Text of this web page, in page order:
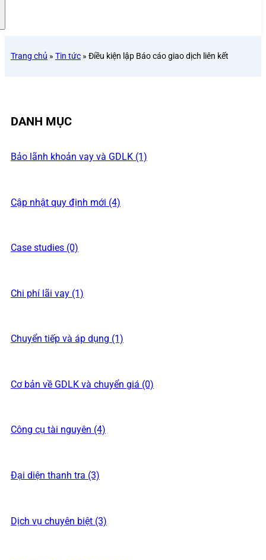
Trang chủ » Tin tức » Điều kiện lập Báo cáo giao dịch liên kết
DANH MỤC
Bảo lãnh khoản vay và GDLK (1)
Cập nhật quy định mới (4)
Case studies (0)
Chi phí lãi vay (1)
Chuyển tiếp và áp dụng (1)
Cơ bản về GDLK và chuyển giá (0)
Công cụ tài nguyên (4)
Đại diện thanh tra (3)
Dịch vụ chuyên biệt (3)